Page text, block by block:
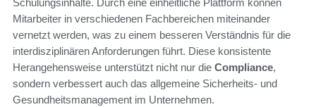
Schulungsinhalte. Durch eine einheitliche Plattform können
Mitarbeiter in verschiedenen Fachbereichen miteinander
vernetzt werden, was zu einem besseren Verständnis für die
interdisziplinären Anforderungen führt. Diese konsistente
Herangehensweise unterstützt nicht nur die Compliance,
sondern verbessert auch das allgemeine Sicherheits- und
Gesundheitsmanagement im Unternehmen.